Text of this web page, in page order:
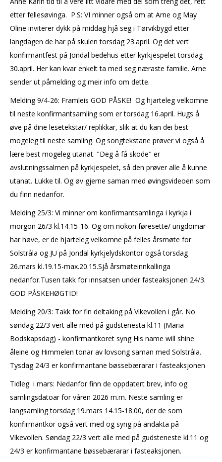
etter fellesøvinga. P.S: VI minner også om at Arne og May
Oline inviterer dykk på middag hjå seg i Tørvikbygd etter
langdagen de har på skulen torsdag 23.april. Og det vert
konfirmantfest på Jondal bedehus etter kyrkjespelet torsdag
30.april. Her kan kvar enkelt ta med seg næraste familie. Arne
sender ut påmelding og meir info om dette.
Melding 9/4-26: Framleis GOD PÅSKE! Og hjarteleg velkomne
til neste konfirmantsamling som er torsdag 16.april. Hugs å
øve på dine lesetekstar/ replikkar, slik at du kan dei best
mogeleg til neste samling. Og songtekstane prøver vi også å
lære best mogeleg utanat. "Deg å få skode" er
avslutningssalmen på kyrkjespelet, så den prøver alle å kunne
utanat. Lukke til. Og øv gjerne saman med øvingsvideoen som
du finn nedanfor.
Melding 25/3: Vi minner om konfirmantsamlinga i kyrkja i
morgon 26/3 kl.14.15-16. Og om nokon føresette/ ungdomar
har høve, er de hjarteleg velkomne på felles årsmøte for
Solstråla og JU på Jondal kyrkjelydskontor også torsdag
26.mars kl.19.15-max.20.15.Sjå årsmøteinnkallinga
nedanfor.Tusen takk for innsatsen under fasteaksjonen 24/3.
GOD PÅSKEHØGTID!
Melding 20/3: Takk for fin deltaking på Vikevollen i går. No
søndag 22/3 vert alle med på gudstenesta kl.11 (Maria
Bodskapsdag) - konfirmantkoret syng His name will shine
åleine og Himmelen tonar av lovsong saman med Solstråla.
Tysdag 24/3 er konfirmantane bøssebærarar i fasteaksjonen
Tidleg i mars: Nedanfor finn de oppdatert brev, info og
samlingsdatoar for våren 2026 m.m. Neste samling er
langsamling torsdag 19.mars 14.15-18.00, der de som
konfirmantkor også vert med og syng på andakta på
VIkevollen. Søndag 22/3 vert alle med på gudsteneste kl.11 og
24/3 er konfirmantane bøssebærarar i fasteaksjonen.